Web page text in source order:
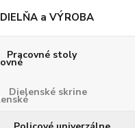
DIELŇA a VÝROBA
Pracovné stoly
Dielenské skrine